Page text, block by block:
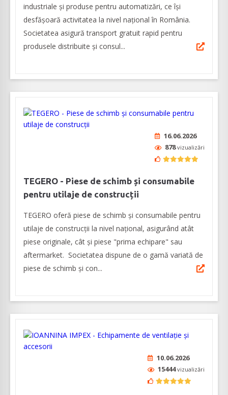
industriale și produse pentru automatizări, ce își
desfășoară activitatea la nivel național în România.
Societatea asigură transport gratuit rapid pentru
produsele distribuite și consul...
16.06.2026
878vizualizări
TEGERO - Piese de schimb și consumabile
pentru utilaje de construcții
TEGERO oferă piese de schimb și consumabile pentru
utilaje de construcții la nivel național, asigurând atât
piese originale, cât și piese "prima echipare" sau
aftermarket. Societatea dispune de o gamă variată de
piese de schimb și con...
10.06.2026
15444vizualizări